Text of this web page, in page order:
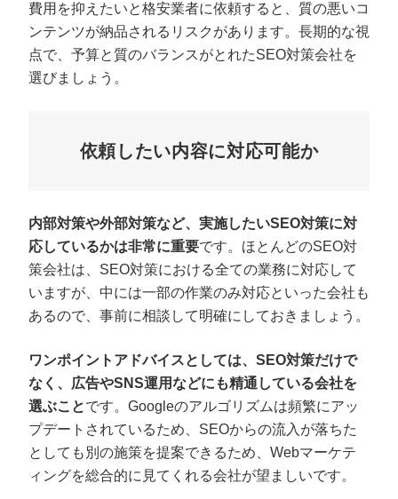
費用を抑えたいと格安業者に依頼すると、質の悪いコ
ンテンツが納品されるリスクがあります。長期的な視
点で、予算と質のバランスがとれたSEO対策会社を
選びましょう。
依頼したい内容に対応可能か
内部対策や外部対策など、実施したいSEO対策に対
応しているかは非常に重要です。ほとんどのSEO対
策会社は、SEO対策における全ての業務に対応して
いますが、中には一部の作業のみ対応といった会社も
あるので、事前に相談して明確にしておきましょう。
ワンポイントアドバイスとしては、SEO対策だけで
なく、広告やSNS運用などにも精通している会社を
選ぶことです。Googleのアルゴリズムは頻繁にアッ
プデートされているため、SEOからの流入が落ちた
としても別の施策を提案できるため、Webマーケテ
ィングを総合的に見てくれる会社が望ましいです。